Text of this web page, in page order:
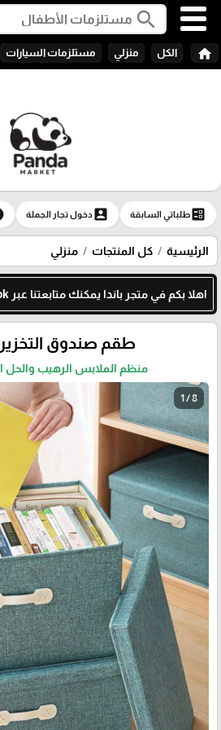
search
home الكل منزلي مستلزمات السيارات
ballotطلباتي السابقة account_boxدخول تجار الجملة
الرئيسية كل المنتجات منزلي
اهلا بكم في متجر باندا يمكنك متابعتنا عبر tiktok
طقم صندوق التخزين 3
منظم الملابس الرهيب والحل
1 / 8